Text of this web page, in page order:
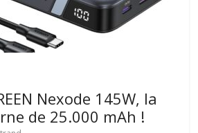
Nexode 145W, la
de 25.000 mAh !